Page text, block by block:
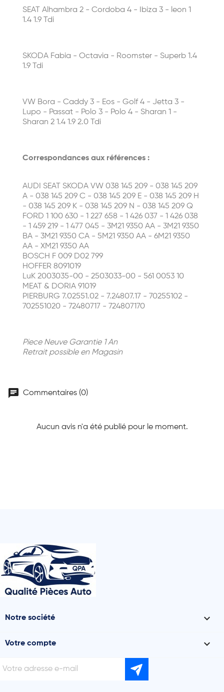
SEAT Alhambra 2 - Cordoba 4 - Ibiza 3 - leon 1
1.4 1.9 Tdi
SKODA Fabia - Octavia - Roomster - Superb 1.4
1.9 Tdi
VW Bora - Caddy 3 - Eos - Golf 4 - Jetta 3 -
Lupo - Passat - Polo 3 - Polo 4 - Sharan 1 -
Sharan 2 1.4 1.9 2.0 Tdi
Correspondances aux références :
AUDI SEAT SKODA VW 038 145 209 - 038 145 209
A - 038 145 209 C - 038 145 209 E - 038 145 209 H
- 038 145 209 K - 038 145 209 N - 038 145 209 Q
FORD 1 100 630 - 1 227 658 - 1 426 037 - 1 426 038
- 1 459 219 - 1 477 045 - 3M21 9350 AA - 3M21 9350
BA - 3M21 9350 CA - 5M21 9350 AA - 6M21 9350
AA - XM21 9350 AA
BOSCH F 009 D02 799
HOFFER 8091019
LuK 2003035-00 - 2503033-00 - 561 0053 10
MEAT & DORIA 91019
PIERBURG 7.02551.02 - 7.24807.17 - 70255102 -
702551020 - 72480717 - 724807170
Piece Neuve Garantie 1 An
Retrait possible en Magasin
chat Commentaires (0)
Aucun avis n'a été publié pour le moment.
Notre société 
Votre compte 